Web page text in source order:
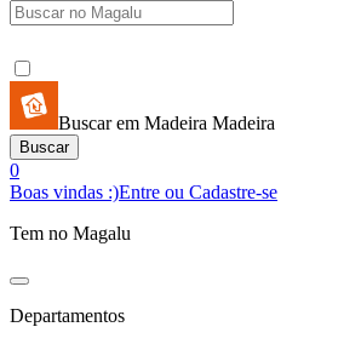
Buscar em Madeira Madeira
Buscar
0
Boas vindas :)Entre ou Cadastre-se
Tem no Magalu
Departamentos